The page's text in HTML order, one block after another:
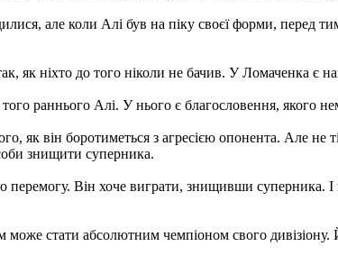
але коли Алі був на піку своєї форми, перед
як ніхто до того ніколи не бачив. У Ломаченка є
раннього Алі. У нього є благословення, якого
як він боротиметься з агресією опонента. Але
знищити суперника.
перемогу. Він хоче виграти, знищивши
стати абсолютним чемпіоном свого